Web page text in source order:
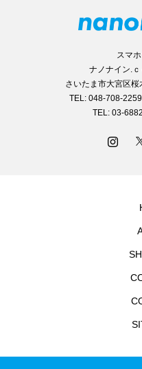
スマ
ナノナイン.
さいたま市大宮区
TEL: 048-708-
TEL: 03-